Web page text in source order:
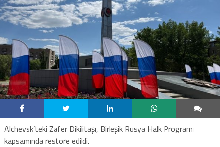
Alchevsk’teki Zafer Dikilitaşı, Birleşik Rusya Halk Programı
kapsamında restore edildi.